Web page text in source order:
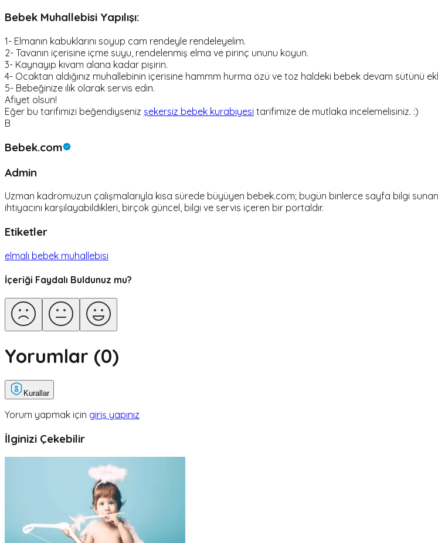
Bebek Muhallebisi Yapılışı:
1- Elmanın kabuklarını soyup cam rendeyle rendeleyelim.
2- Tavanın içerisine içme suyu, rendelenmiş elma ve pirinç ununu koyun.
3- Kaynayıp kıvam alana kadar pişirin.
4- Ocaktan aldığınız muhallebinin içerisine hammm hurma özü ve toz haldeki bebek devam sütünü
5- Bebeğinize ılık olarak servis edin.
Afiyet olsun!
Eğer bu tarifimizi beğendiyseniz şekersiz bebek kurabiyesi tarifimize de mutlaka incelemelisiniz. :)
B
Bebek.com
Admin
Uzman kadromuzun çalışmalarıyla kısa sürede büyüyen bebek.com; bugün binlerce sayfa bilgi
ihtiyacını karşılayabildikleri, birçok güncel, bilgi ve servis içeren bir portaldır.
Etiketler
elmalı bebek muhallebisi
İçeriği Faydalı Buldunuz mu?
Yorumlar (0)
Kurallar
Yorum yapmak için giriş yapınız
İlginizi Çekebilir